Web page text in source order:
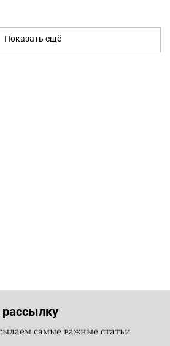
Показать ещё
самые важные статьи